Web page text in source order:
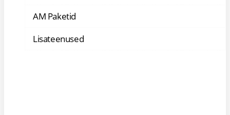
AM Paketid
Lisateenused